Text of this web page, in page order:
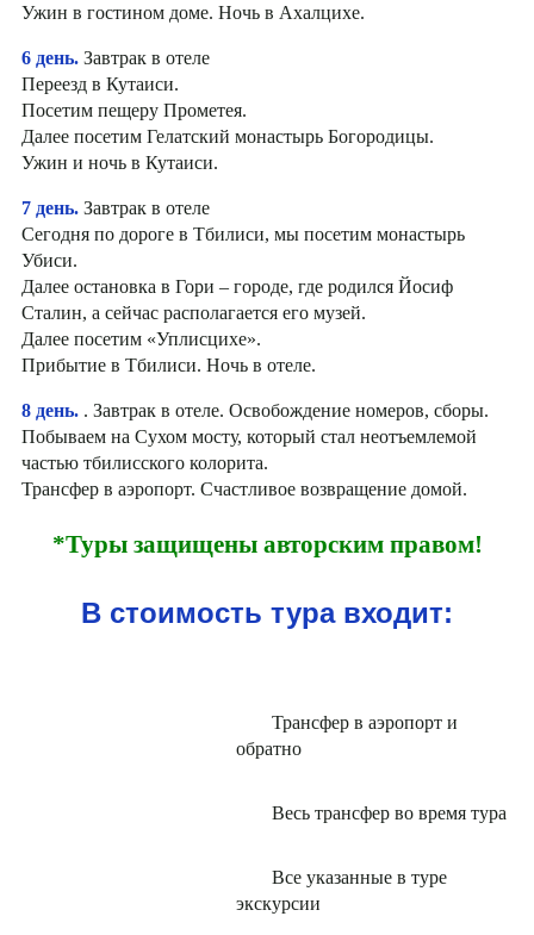
Ужин в гостином доме. Ночь в Ахалцихе.
6 день. Завтрак в отеле
Переезд в Кутаиси.
Посетим пещеру Прометея.
Далее посетим Гелатский монастырь Богородицы.
Ужин и ночь в Кутаиси.
7 день. Завтрак в отеле
Сегодня по дороге в Тбилиси, мы посетим монастырь
Убиси.
Далее остановка в Гори – городе, где родился Йосиф
Сталин, а сейчас располагается его музей.
Далее посетим «Уплисцихе».
Прибытие в Тбилиси. Ночь в отеле.
8 день. . Завтрак в отеле. Освобождение номеров, сборы.
Побываем на Сухом мосту, который стал неотъемлемой
частью тбилисского колорита.
Трансфер в аэропорт. Счастливое возвращение домой.
*Туры защищены авторским правом!
В стоимость тура входит:
Трансфер в аэропорт и
обратно
Весь трансфер во время тура
Все указанные в туре
экскурсии